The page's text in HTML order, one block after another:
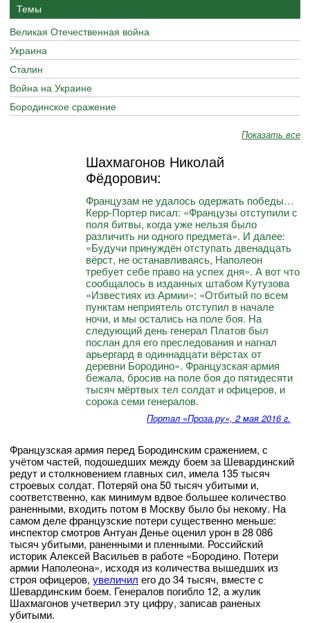
Темы
Великая Отечественная война
Украина
Сталин
Война на Украине
Бородинское сражение
Показать все
Шахмагонов Николай
Фёдорович:
Французам не удалось одержать победы…
Керр-Портер писал: «Французы отступили с
поля битвы, когда уже нельзя было
различить ни одного предмета». И далее:
«Будучи принуждён отступать двенадцать
вёрст, не останавливаясь, Наполеон
требует себе право на успех дня». А вот что
сообщалось в изданных штабом Кутузова
«Известиях из Армии»: «Отбитый по всем
пунктам неприятель отступил в начале
ночи, и мы остались на поле боя. На
следующий день генерал Платов был
послан для его преследования и нагнал
арьергард в одиннадцати вёрстах от
деревни Бородино». Французская армия
бежала, бросив на поле боя до пятидесяти
тысяч мёртвых тел солдат и офицеров, и
сорока семи генералов.
Портал «Проза.ру», 2 мая 2016 г.
Французская армия перед Бородинским сражением, с
учётом частей, подошедших между боем за Шевардинский
редут и столкновением главных сил, имела 135 тысяч
строевых солдат. Потеряй она 50 тысяч убитыми и,
соответственно, как минимум вдвое большее количество
раненными, входить потом в Москву было бы некому. На
самом деле французские потери существенно меньше:
инспектор смотров Антуан Денье оценил урон в 28 086
тысяч убитыми, раненными и пленными. Российский
историк Алексей Васильев в работе «Бородино. Потери
армии Наполеона», исходя из количества вышедших из
строя офицеров, увеличил его до 34 тысяч, вместе с
Шевардинским боем. Генералов погибло 12, а жулик
Шахмагонов учетверил эту цифру, записав раненых
убитыми.